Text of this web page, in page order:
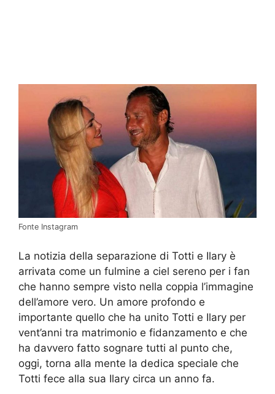
Fonte Instagram
La notizia della separazione di Totti e Ilary è
arrivata come un fulmine a ciel sereno per i fan
che hanno sempre visto nella coppia l’immagine
dell’amore vero. Un amore profondo e
importante quello che ha unito Totti e Ilary per
vent’anni tra matrimonio e fidanzamento e che
ha davvero fatto sognare tutti al punto che,
oggi, torna alla mente la dedica speciale che
Totti fece alla sua Ilary circa un anno fa.